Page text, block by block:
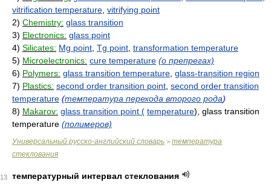
vitrification temperature vitrifying point
2) Chemistry: glass transition
3) Electronics: glass point
4) Silicates: Mg point Tg point transformation temperature
5) Microelectronics: cure temperature (о препрегах)
6) Polymers: glass transition temperature glass-transition region
7) Plastics: second order transition point second order transition
temperature (температура перехода второго рода)
8) Makarov: glass transition point ( temperature), glass transition
temperature (полимеров)
Универсальный русско-английский словарь > температура
стеклования
13
температурный интервал стеклования